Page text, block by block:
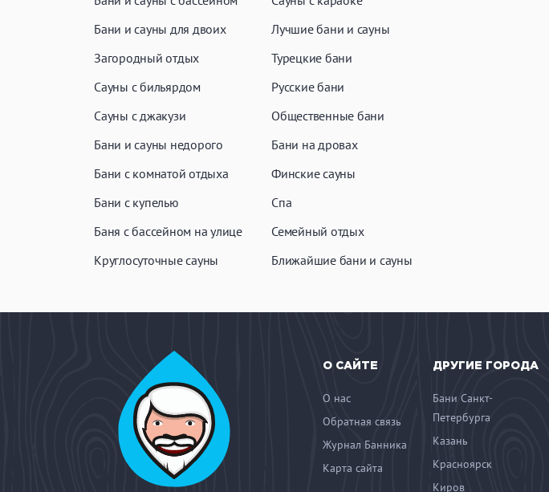
Бани и сауны для двоих
Загородный отдых
Сауны с бильярдом
Сауны с джакузи
Бани и сауны недорого
Бани с комнатой отдыха
Бани с купелью
Баня с бассейном на улице
Круглосуточные сауны
Лучшие бани и сауны
Турецкие бани
Русские бани
Общественные бани
Бани на дровах
Финские сауны
Спа
Семейный отдых
Ближайшие бани и сауны
О САЙТЕ
О нас
Обратная связь
Журнал Банника
Карта сайта
ДРУГИЕ ГОРОДА
Бани Санкт-
Петербурга
Казань
Красноярск
Киров